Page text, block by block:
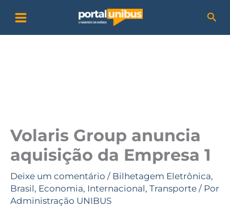
para
o
Volaris Group anuncia
aquisição da Empresa 1
Deixe um comentário / Bilhetagem Eletrônica,
Brasil, Economia, Internacional, Transporte / Por
Administração UNIBUS
a